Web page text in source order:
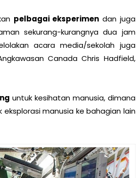
pelbagai eksperimen dan juga
sekurang-kurangnya dua jam
acara media/sekolah juga
Canada Chris Hadfield,
untuk kesihatan manusia, dimana
manusia ke bahagian lain